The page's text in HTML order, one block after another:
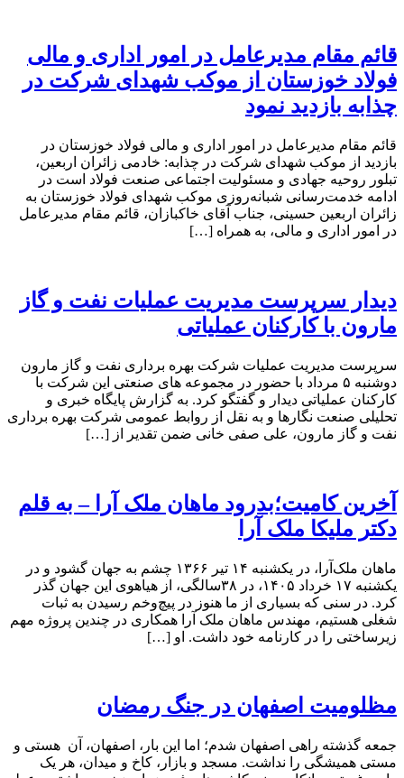
قائم مقام مدیرعامل در امور اداری و مالی
فولاد خوزستان از موکب شهدای شرکت در
چذابه بازدید نمود
قائم مقام مدیرعامل در امور اداری و مالی فولاد خوزستان در
بازدید از موکب شهدای شرکت در چذابه: خادمی زائران اربعین،
تبلور روحیه جهادی و مسئولیت اجتماعی صنعت فولاد است در
ادامه خدمت‌رسانی شبانه‌روزی موکب شهدای فولاد خوزستان به
زائران اربعین حسینی، جناب آقای خاکبازان، قائم مقام مدیرعامل
در امور اداری و مالی، به همراه […]
دیدار سرپرست مدیریت عملیات نفت و گاز
مارون با کارکنان عملیاتی
سرپرست مدیریت عملیات شرکت بهره برداری نفت و گاز مارون
دوشنبه ۵ مرداد با حضور در مجموعه های صنعتی این شرکت با
کارکنان عملیاتی دیدار و گفتگو کرد. به گزارش پایگاه خبری و
تحلیلی صنعت نگارها و به نقل از روابط عمومی شرکت بهره برداری
نفت و گاز مارون، علی صفی خانی ضمن تقدیر از […]
آخرین کامیت؛بدرود ماهان ملک آرا – به قلم
دکتر ملیکا ملک آرا
ماهان ملک‌آرا، در یکشنبه ۱۴ تیر ۱۳۶۶ چشم به جهان گشود و در
یکشنبه ۱۷ خرداد ۱۴۰۵، در ۳۸سالگی، از هیاهوی این جهان گذر
کرد. در سنی که بسیاری از ما هنوز در پیچ‌وخم رسیدن به ثبات
شغلی هستیم، مهندس ماهان ملک آرا همکاری در چندین پروژه مهم
زیرساختی را در کارنامه خود داشت. او […]
مظلومیت اصفهان در جنگ رمضان
جمعه گذشته راهی اصفهان شدم؛ اما این بار، اصفهان، آن هستی و
مستی همیشگی را نداشت. مسجد و بازار، کاخ و میدان، هر یک